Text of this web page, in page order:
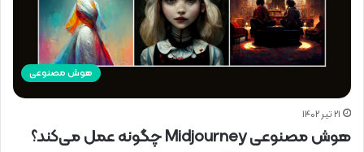
هوش مصنوعی
21 تیر 1402
هوش مصنوعی Midjourney چگونه عمل می‌کند؟